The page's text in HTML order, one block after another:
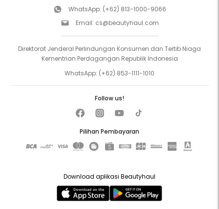
WhatsApp: (+62) 813-1000-9066
Email: cs@beautyhaul.com
Direktorat Jenderal Perlindungan Konsumen dan Tertib Niaga
Kementrian Perdagangan Republik Indonesia
WhatsApp: (+62) 853-1111-1010
Pilihan Pembayaran
Follow us!
Download aplikasi Beautyhaul